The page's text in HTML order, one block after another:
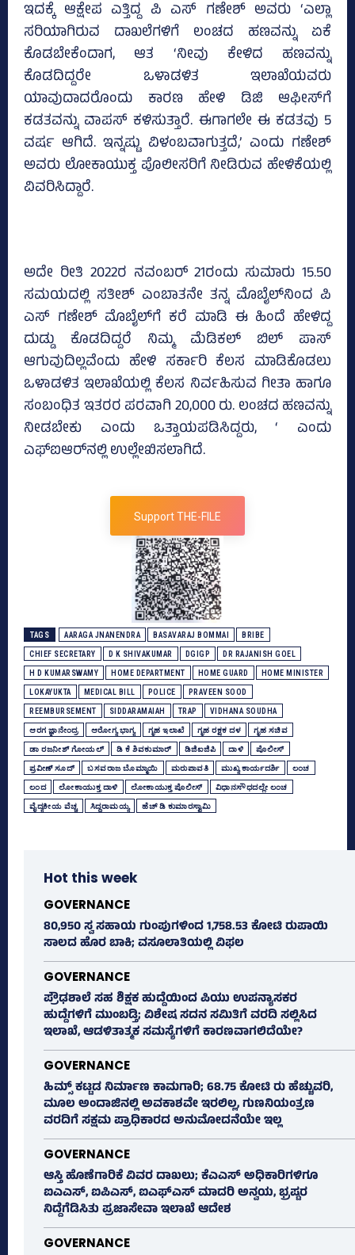
ಇದಕ್ಕೆ ಆಕ್ಷೇಪ ಎತ್ತಿದ್ದ ಪಿ ಎಸ್‌ ಗಣೇಶ್‌ ಅವರು ‘ಎಲ್ಲಾ
ಸರಿಯಾಗಿರುವ ದಾಖಲೆಗಳಿಗೆ ಲಂಚದ ಹಣವನ್ನು ಏಕೆ
ಕೊಡಬೇಕೆಂದಾಗ, ಆತ ‘ನೀವು ಕೇಳಿದ ಹಣವನ್ನು
ಕೊಡದಿದ್ದರೇ ಒಳಾಡಳಿತ ಇಲಾಖೆಯವರು
ಯಾವುದಾದರೊಂದು ಕಾರಣ ಹೇಳಿ ಡಿಜಿ ಆಫೀಸ್‌ಗೆ
ಕಡತವನ್ನು ವಾಪಸ್‌ ಕಳಿಸುತ್ತಾರೆ. ಈಗಾಗಲೇ ಈ ಕಡತವು 5
ವರ್ಷ ಆಗಿದೆ. ಇನ್ನಷ್ಟು ವಿಳಂಬವಾಗುತ್ತದೆ,’ ಎಂದು ಗಣೇಶ್‌
ಅವರು ಲೋಕಾಯುಕ್ತ ಪೊಲೀಸರಿಗೆ ನೀಡಿರುವ ಹೇಳಿಕೆಯಲ್ಲಿ
ವಿವರಿಸಿದ್ದಾರೆ.
ಅದೇ ರೀತಿ 2022ರ ನವಂಬರ್‌ 21ರಂದು ಸುಮಾರು 15.50
ಸಮಯದಲ್ಲಿ ಸತೀಶ್‌ ಎಂಬಾತನೇ ತನ್ನ ಮೊಬೈಲ್‌ನಿಂದ ಪಿ
ಎಸ್‌ ಗಣೇಶ್‌ ಮೊಬೈಲ್‌ಗೆ ಕರೆ ಮಾಡಿ ಈ ಹಿಂದೆ ಹೇಳಿದ್ದ
ದುಡ್ಡು ಕೊಡದಿದ್ದರೆ ನಿಮ್ಮ ಮೆಡಿಕಲ್‌ ಬಿಲ್‌ ಪಾಸ್‌
ಆಗುವುದಿಲ್ಲವೆಂದು ಹೇಳಿ ಸರ್ಕಾರಿ ಕೆಲಸ ಮಾಡಿಕೊಡಲು
ಒಳಾಡಳಿತ ಇಲಾಖೆಯಲ್ಲಿ ಕೆಲಸ ನಿರ್ವಹಿಸುವ ಗೀತಾ ಹಾಗೂ
ಸಂಬಂಧಿತ ಇತರರ ಪರವಾಗಿ 20,000 ರು. ಲಂಚದ ಹಣವನ್ನು
ನೀಡಬೇಕು ಎಂದು ಒತ್ತಾಯಪಡಿಸಿದ್ದರು, ‘ ಎಂದು
ಎಫ್‌ಐಆರ್‌ನಲ್ಲಿ ಉಲ್ಲೇಖಿಸಲಾಗಿದೆ.
Support THE-FILE
TAGS AARAGA JNANENDRA BASAVARAJ BOMMAI BRIBE
CHIEF SECRETARY D K SHIVAKUMAR DGIGP DR RAJANISH GOEL
H D KUMARSWAMY HOME DEPARTMENT HOME GUARD HOME MINISTER
LOKAYUKTA MEDICAL BILL POLICE PRAVEEN SOOD
REEMBURSEMENT SIDDARAMAIAH TRAP VIDHANA SOUDHA
ಆರಗ ಜ್ಞಾನೇಂದ್ರ ಆರೋಗ್ಯ ಭಾಗ್ಯ ಗೃಹ ಇಲಾಖೆ ಗೃಹ ರಕ್ಷಕ ದಳ ಗೃಹ ಸಚಿವ
ಡಾ ರಜನೀಶ್‌ ಗೋಯಲ್‌ ಡಿ ಕೆ ಶಿವಕುಮಾರ್ ಡಿಜಿಐಜಿಪಿ ದಾಳಿ ಪೊಲೀಸ್‌
ಪ್ರವೀಣ್‌ ಸೂದ್‌ ಬಸವರಾಜ ಬೊಮ್ಮಾಯಿ ಮರುಪಾವತಿ ಮುಖ್ಯ ಕಾರ್ಯದರ್ಶಿ ಲಂಚ
ಲಂದ ಲೋಕಾಯುಕ್ತ ದಾಳಿ ಲೋಕಾಯುಕ್ತ ಪೊಲೀಸ್‌ ವಿಧಾನಸೌಧದಲ್ಲೇ ಲಂಚ
ವೈದ್ಯಕೀಯ ವೆಚ್ಚ ಸಿದ್ದರಾಮಯ್ಯ ಹೆಚ್‌ ಡಿ ಕುಮಾರಸ್ವಾಮಿ
Hot this week
GOVERNANCE
80,950 ಸ್ವ ಸಹಾಯ ಗುಂಪುಗಳಿಂದ 1,758.53 ಕೋಟಿ ರುಪಾಯಿ
ಸಾಲದ ಹೊರ ಬಾಕಿ; ವಸೂಲಾತಿಯಲ್ಲಿ ವಿಫಲ
GOVERNANCE
ಪ್ರೌಢಶಾಲೆ ಸಹ ಶಿಕ್ಷಕ ಹುದ್ದೆಯಿಂದ ಪಿಯು ಉಪನ್ಯಾಸಕರ
ಹುದ್ದೆಗಳಿಗೆ ಮುಂಬಡ್ತಿ; ವಿಶೇಷ ಸದನ ಸಮಿತಿಗೆ ವರದಿ ಸಲ್ಲಿಸಿದ
ಇಲಾಖೆ, ಆಡಳಿತಾತ್ಮಕ ಸಮಸ್ಯೆಗಳಿಗೆ ಕಾರಣವಾಗಲಿದೆಯೇ?
GOVERNANCE
ಹಿಮ್ಸ್‌ ಕಟ್ಟಡ ನಿರ್ಮಾಣ ಕಾಮಗಾರಿ; 68.75 ಕೋಟಿ ರು ಹೆಚ್ಚುವರಿ,
ಮೂಲ ಅಂದಾಜಿನಲ್ಲಿ ಅವಕಾಶವೇ ಇರಲಿಲ್ಲ, ಗುಣನಿಯಂತ್ರಣ
ವರದಿಗೆ ಸಕ್ಷಮ ಪ್ರಾಧಿಕಾರದ ಅನುಮೋದನೆಯೇ ಇಲ್ಲ
GOVERNANCE
ಆಸ್ತಿ ಹೊಣೆಗಾರಿಕೆ ವಿವರ ದಾಖಲು; ಕೆಎಎಸ್ ಅಧಿಕಾರಿಗಳಿಗೂ
ಐಎಎಸ್‌, ಐಪಿಎಸ್‌, ಐಎಫ್‌ಎಸ್‌ ಮಾದರಿ ಅನ್ವಯ, ಭ್ರಷ್ಟರ
ನಿದ್ದೆಗೆಡಿಸಿತು ಪ್ರಜಾಸೇವಾ ಇಲಾಖೆ ಆದೇಶ
GOVERNANCE